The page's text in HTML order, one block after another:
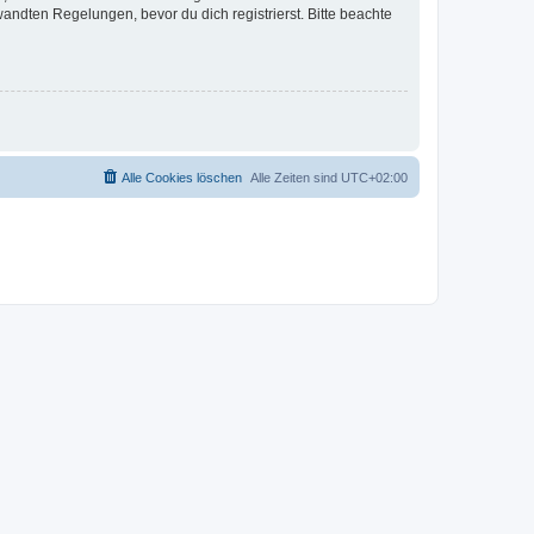
Regelungen, bevor du dich registrierst. Bitte beachte
Alle Zeiten sind UTC+02:00
Alle Cookies löschen